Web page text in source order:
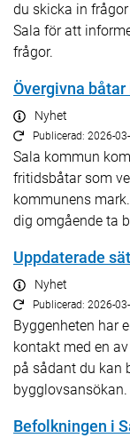
du skicka in
Sala för att
frågor.
Övergivna
Nyhet
Publicerad: 2026-
Sala kommun
fritidsbåtar som
kommunens
dig omgående ta
Uppdaterade
Nyhet
Publicerad: 2026-
​​​​​​​Byggenheten har
kontakt med en
på sådant du kan
bygglovsansökan.
Befolkningen i